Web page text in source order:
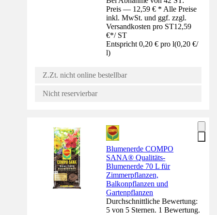
Preis — 12,59 € * Alle Preise
inkl. MwSt. und ggf. zzgl.
Versandkosten pro ST12,59
€*/ ST
Entspricht 0,20 € pro l(0,20 €/
l)
Z.Zt. nicht online bestellbar
Nicht reservierbar
Blumenerde COMPO
SANA® Qualitäts-
Blumenerde 70 L für
Zimmerpflanzen,
Balkonpflanzen und
Gartenpflanzen
Durchschnittliche Bewertung:
5 von 5 Sternen. 1 Bewertung.